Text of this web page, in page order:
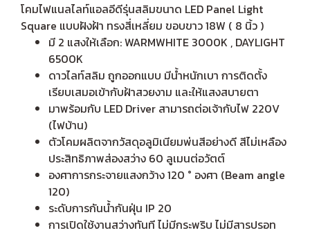
โคมไฟแนลไลท์แอลอีดีรุ่นสลิมขนาด LED Panel Light
Square แบบฝังฝ้า ทรงสี่เหลี่ยม ขอบขาว 18W ( 8 นิ้ว )
มี 2 แสงให้เลือก: WARMWHITE 3000K , DAYLIGHT
6500K
ดาวไลท์สลิม ถูกออกแบบ มีน้ำหนักเบา การติดตั้ง
เรียบเสมอเข้ากับฝ้าสวยงาม และให้แสงสบายตา
มาพร้อมกับ LED Driver สามารถต่อเจ้ากับไฟ 220V
(ไฟบ้าน)
ตัวโคมผลิตจากวัสดุอลูมิเนียมพ่นสีอย่างดี สีไม่เหลือง
ประสิทธิภาพส่องสว่าง 60 ลูเมนต่อวัตต์
องศาการกระจายแสงกว้าง 120 ° องศา (Beam angle
120)
ระดับการกันน้ำกันฝุ่น IP 20
การเปิดใช้งานสว่างทันที ไม่มีกระพริบ ไม่มีสารปรอท